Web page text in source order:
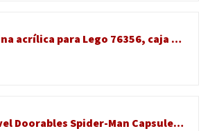
Vitrina acrílica para Lego 76356, caja de almacenamiento transparente, escaparate de protección a prueba de polvo (solo caja de exhibición, kit no incluido)
Marvel Doorables Spider-Man Capsule Colección, 1 Figura incluida